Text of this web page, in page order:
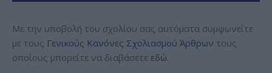
Με την υποβολή του σχολίου σας αυτόματα συμφωνείτε
με τους Γενικούς Κανόνες Σχολιασμού Άρθρων τους
οποίους μπορείτε να διαβάσετε εδώ.